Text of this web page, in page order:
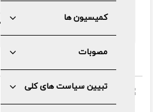
کمیسیون ها
مصوبات
تبیین سیاست های کلی
محسن رضایی با حضور جمعی از
نظام و نمایندگانی از وزارت اقتصاد
بودجه تشکیل جلسه داد.
به گزارش مرکز رسانه و روابط